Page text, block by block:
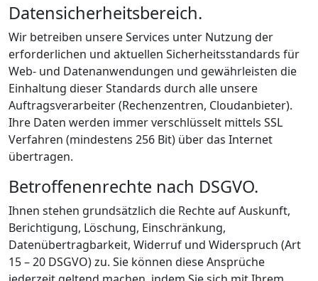
Datensicherheitsbereich.
Wir betreiben unsere Services unter Nutzung der
erforderlichen und aktuellen Sicherheitsstandards für
Web- und Datenanwendungen und gewährleisten die
Einhaltung dieser Standards durch alle unsere
Auftragsverarbeiter (Rechenzentren, Cloudanbieter).
Ihre Daten werden immer verschlüsselt mittels SSL
Verfahren (mindestens 256 Bit) über das Internet
übertragen.
Betroffenenrechte nach DSGVO.
Ihnen stehen grundsätzlich die Rechte auf Auskunft,
Berichtigung, Löschung, Einschränkung,
Datenübertragbarkeit, Widerruf und Widerspruch (Art
15 – 20 DSGVO) zu. Sie können diese Ansprüche